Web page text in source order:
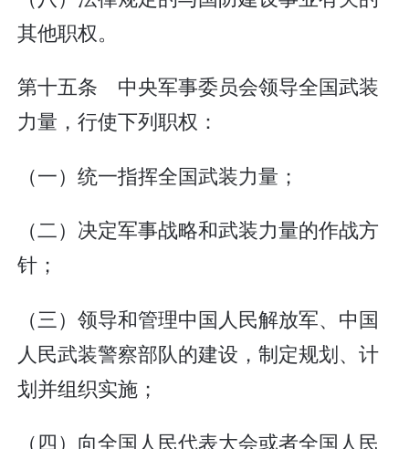
其他职权。
第十五条 中央军事委员会领导全国武装
力量，行使下列职权：
（一）统一指挥全国武装力量；
（二）决定军事战略和武装力量的作战方
针；
（三）领导和管理中国人民解放军、中国
人民武装警察部队的建设，制定规划、计
划并组织实施；
（四）向全国人民代表大会或者全国人民